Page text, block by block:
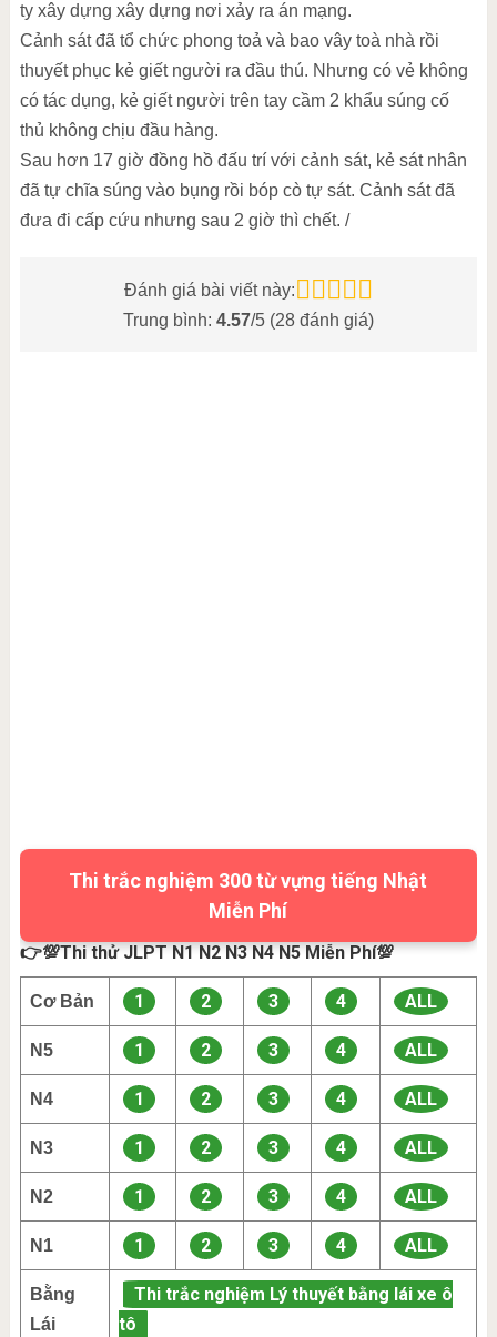
ty xây dựng xây dựng nơi xảy ra án mạng.
Cảnh sát đã tổ chức phong toả và bao vây toà nhà rồi
thuyết phục kẻ giết người ra đầu thú. Nhưng có vẻ không
có tác dụng, kẻ giết người trên tay cầm 2 khẩu súng cố
thủ không chịu đầu hàng.
Sau hơn 17 giờ đồng hồ đấu trí với cảnh sát, kẻ sát nhân
đã tự chĩa súng vào bụng rồi bóp cò tự sát. Cảnh sát đã
đưa đi cấp cứu nhưng sau 2 giờ thì chết. /
Đánh giá bài viết này:
Trung bình: 4.57/5 (28đánh giá)
Thi trắc nghiệm 300 từ vựng tiếng Nhật
Miễn Phí
👉💯Thi thử JLPT N1 N2 N3 N4 N5 Miễn Phí💯
Cơ Bản 1 2 3 4 ALL
N5 1 2 3 4 ALL
N4 1 2 3 4 ALL
N3 1 2 3 4 ALL
N2 1 2 3 4 ALL
N1 1 2 3 4 ALL
Bằng
Lái
Thi trắc nghiệm Lý thuyết bằng lái xe ô
tô